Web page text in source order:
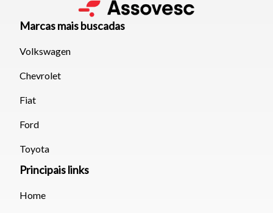
Tamanho do texto
atalhos Ctrl+ (para aumentar) e Ctrl- (para diminuir) no seu
teclado.
Marcas mais buscadas
Volkswagen
Chevrolet
Fiat
Ford
Toyota
Principais links
Home